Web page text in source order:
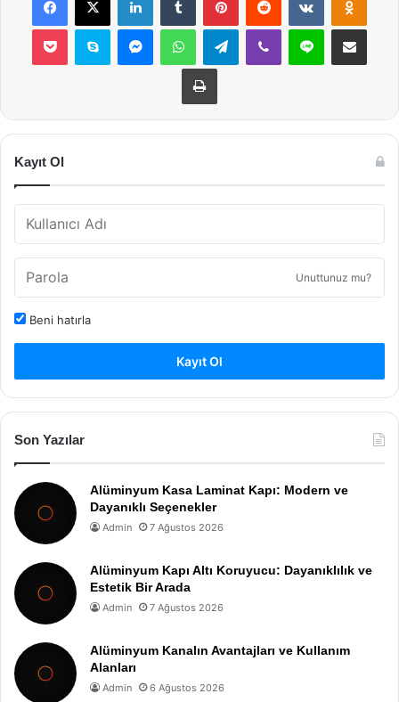
Pocket Skype MessengerWhatsAppTelegramViber Line E-Posta ile
Yazdır
Kayıt Ol
Unuttunuz mu?
Beni hatırla
Kayıt Ol
Son Yazılar
Alüminyum Kasa Laminat Kapı: Modern ve
Dayanıklı Seçenekler
Admin 7 Ağustos 2026
Alüminyum Kapı Altı Koruyucu: Dayanıklılık ve
Estetik Bir Arada
Admin 7 Ağustos 2026
Alüminyum Kanalın Avantajları ve Kullanım
Alanları
Admin 6 Ağustos 2026